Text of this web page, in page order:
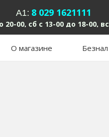
А1: 8 029 1621111
20-00, сб с 13-00 до 18-00, вс
О магазине Безнал